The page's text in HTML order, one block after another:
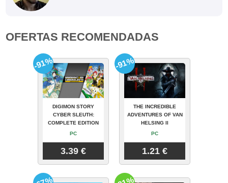
OFERTAS RECOMENDADAS
DIGIMON STORY
CYBER SLEUTH:
COMPLETE EDITION
PC
3.39 €
-91%
THE INCREDIBLE
ADVENTURES OF VAN
HELSING II
PC
1.21 €
-91%